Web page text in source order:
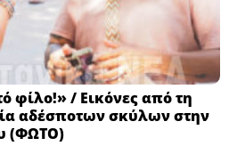
φίλο!» / Εικόνες από τη
αδέσποτων σκύλων στην
(ΦΩΤΟ)